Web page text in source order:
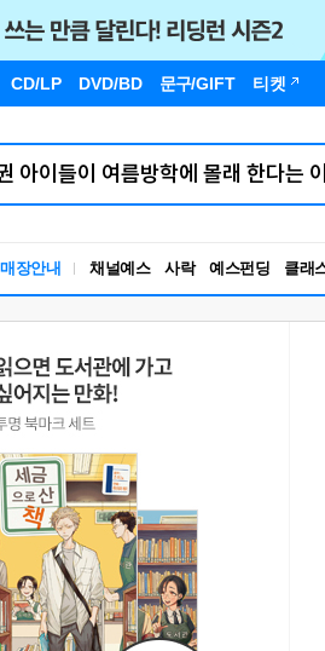
CD/LP DVD/BD 문구/GIFT 티켓
매장안내 채널예스 사락 예스펀딩 클래